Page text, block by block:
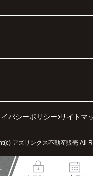
バシーポリシー サイトマ
アズリンクス不動産販売 All